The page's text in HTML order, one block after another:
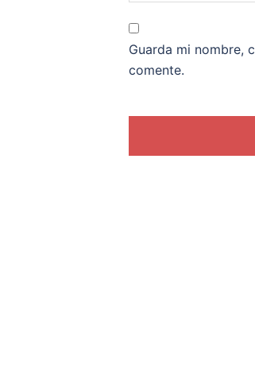
Guarda mi nombre,
comente.